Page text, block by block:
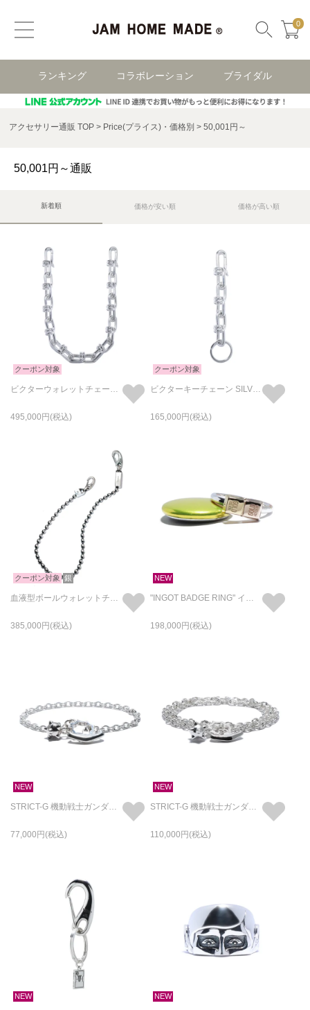
0
ランキング コラボレーション ブライダル
アクセサリー通販 TOP Price(プライス)・価格別 50,001円～
50,001円～通販
価格が安い順 価格が高い順
新着順
クーポン対象
ビクターウォレットチェーン SILVER925
495,000
クーポン対象
ビクターキーチェーン SILVER925
165,000
クーポン対象 銀
血液型ボールウォレットチェーンNEWTYPE（血液型）-シルバー925-
385,000
NEW
"INGOT BADGE RING" インゴット バッジ リング - K18YG × K10YG × SILVER925
198,000
NEW
STRICT-G 機動戦士ガンダム ガンダムハンマー ブレスレット SILVER925
77,000
NEW
STRICT-G 機動戦士ガンダム ガンダムハンマー 3巻きブレスレット & ネックレス SILVER
110,000
NEW NEW